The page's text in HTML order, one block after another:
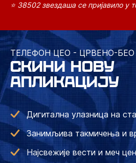
⭐ 38502 звездаша се пријавило у
ТЕЛЕФОН ЦЕО - ЦРВЕНО-БЕО
СКИНИ НОВУ
АПЛИКАЦИЈУ
Дигитална улазница на
Занимљива такмичења и
Најсвежије вести и меч